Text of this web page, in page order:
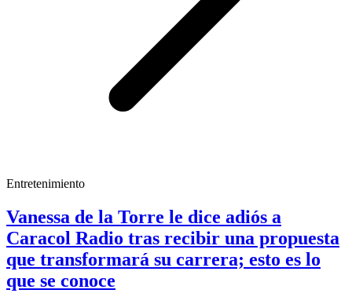
Entretenimiento
Vanessa de la Torre le dice adiós a
Caracol Radio tras recibir una propuesta
que transformará su carrera; esto es lo
que se conoce